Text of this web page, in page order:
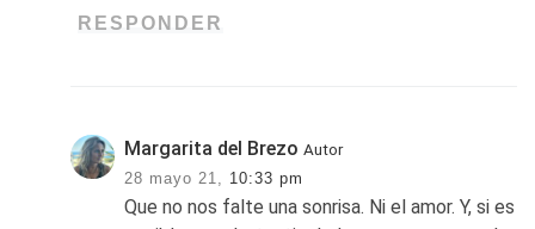
RESPONDER
Margarita del Brezo Autor
28 mayo 21,
10:33 pm
Que no nos falte una sonrisa. Ni el amor. Y, si es